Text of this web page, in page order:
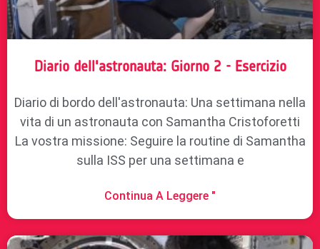
Diario dell'astronauta: Giorno 2 - Esercizio
Diario di bordo dell'astronauta: Una settimana nella
vita di un astronauta con Samantha Cristoforetti
La vostra missione: Seguire la routine di Samantha
sulla ISS per una settimana e
Continua A Leggere "